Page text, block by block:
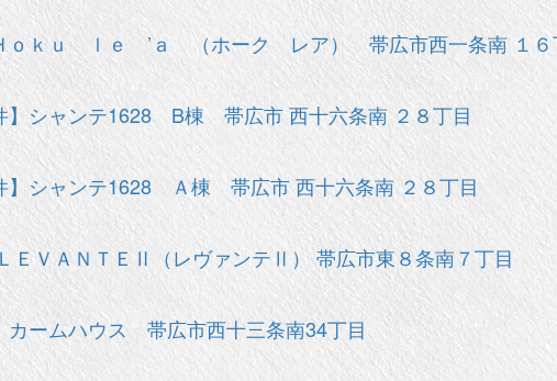
Ｈｏｋｕ ｌｅ ’ａ （ホーク レア） 帯広市西一条南 １６
】シャンテ1628 B棟 帯広市 西十六条南 ２８丁目
】シャンテ1628 Ａ棟 帯広市 西十六条南 ２８丁目
ＥＶＡＮＴＥⅡ（レヴァンテⅡ） 帯広市東８条南７丁目
カームハウス 帯広市西十三条南34丁目